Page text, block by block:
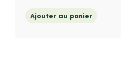
Ajouter au panier